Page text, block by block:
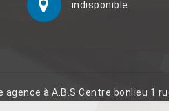
indisponible
agence à A.B.S Centre bonlieu 1